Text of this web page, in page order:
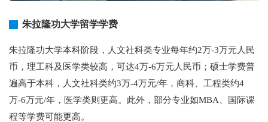
朱拉隆功大学留学学费
朱拉隆功大学本科阶段，人文社科类专业每年约2万-3万元人民
币，理工科及医学类较高，可达4万-6万元人民币；硕士学费普
遍高于本科，人文社科类约3万-4万元/年，商科、工程类约4
万-6万元/年，医学类则更高。此外，部分专业如MBA、国际课
程等学费可能更高。